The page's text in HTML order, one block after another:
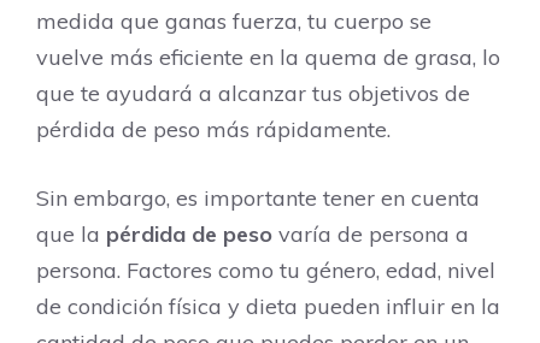
medida que ganas fuerza, tu cuerpo se
vuelve más eficiente en la quema de grasa, lo
que te ayudará a alcanzar tus objetivos de
pérdida de peso más rápidamente.
Sin embargo, es importante tener en cuenta
que la pérdida de peso varía de persona a
persona. Factores como tu género, edad, nivel
de condición física y dieta pueden influir en la